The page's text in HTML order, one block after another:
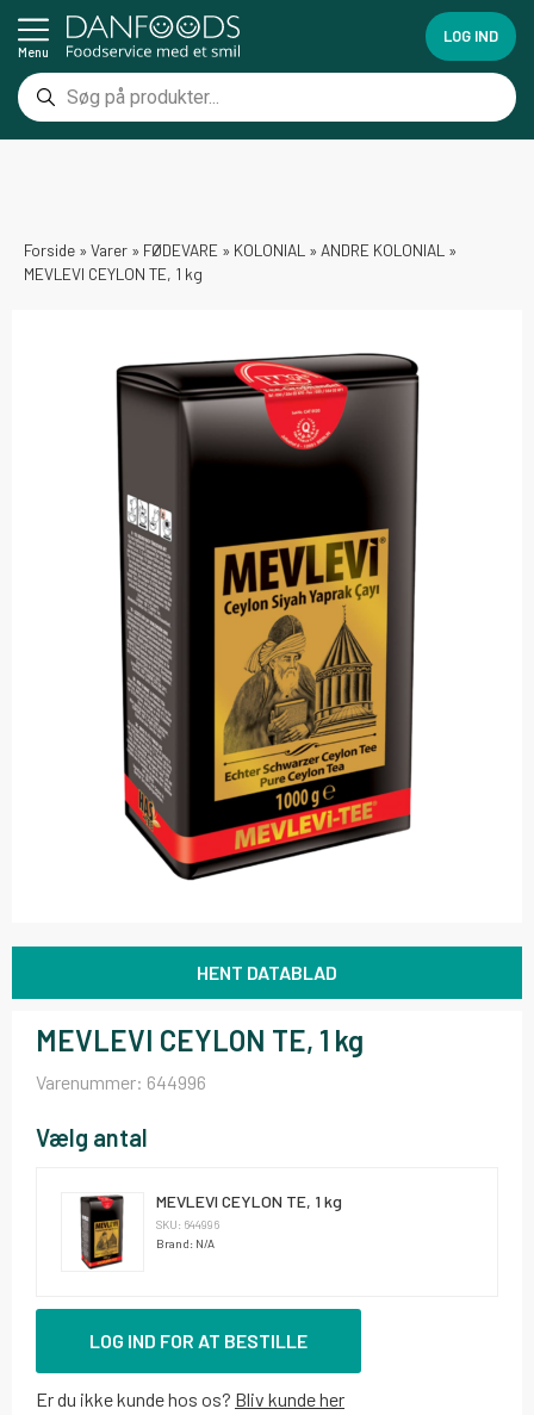
Menu
LOG IND
Forside » Varer » FØDEVARE » KOLONIAL » ANDRE KOLONIAL »
MEVLEVI CEYLON TE, 1 kg
HENT DATABLAD
MEVLEVI CEYLON TE, 1 kg
Varenummer: 644996
Vælg antal
MEVLEVI CEYLON TE, 1 kg
SKU: 644996
Brand: N/A
LOG IND FOR AT BESTILLE
Er du ikke kunde hos os? Bliv kunde her